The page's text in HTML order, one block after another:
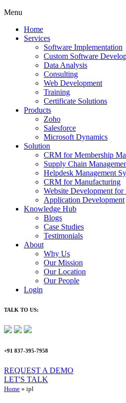
Menu
Home
Services
Software Implementation
Custom Software
Data Analysis
Consulting
Web Development
Training
Certificate Solutions
Products
Zoho
Salesforce
Microsoft Dynamics
Solution
CRM for Membership
Supply Chain
Helpdesk Management
CRM for Manufacturing
Website Development
Application Development
Knowledge Hub
Blogs
Case Studies
Testimonials
About
Why Us
Our Mission
Our Location
Our People
Login
TALK TO US:
+91 837-395-7958
REQUEST A DEMO​
LET'S TALK
Home » ipl